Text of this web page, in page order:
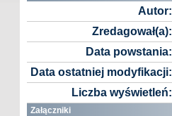
Autor:
Zredagował(a):
Data powstania:
Data ostatniej modyfikacji:
Liczba wyświetleń:
Załączniki